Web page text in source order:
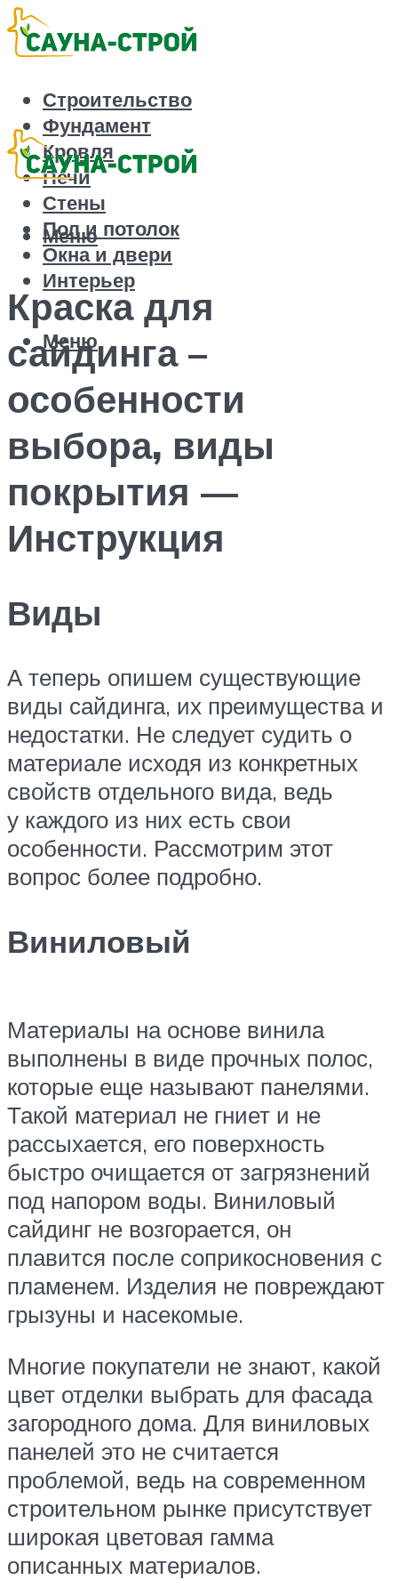
Строительство
Фундамент
Кровля
Печи
Стены
Пол и потолок
Окна и двери
Интерьер
Меню
Меню
Краска для
сайдинга –
особенности
выбора, виды
покрытия —
Инструкция
Виды
А теперь опишем существующие
виды сайдинга, их преимущества и
недостатки. Не следует судить о
материале исходя из конкретных
свойств отдельного вида, ведь
у каждого из них есть свои
особенности. Рассмотрим этот
вопрос более подробно.
Виниловый
Материалы на основе винила
выполнены в виде прочных полос,
которые еще называют панелями.
Такой материал не гниет и не
рассыхается, его поверхность
быстро очищается от загрязнений
под напором воды. Виниловый
сайдинг не возгорается, он
плавится после соприкосновения с
пламенем. Изделия не повреждают
грызуны и насекомые.
Многие покупатели не знают, какой
цвет отделки выбрать для фасада
загородного дома. Для виниловых
панелей это не считается
проблемой, ведь на современном
строительном рынке присутствует
широкая цветовая гамма
описанных материалов.